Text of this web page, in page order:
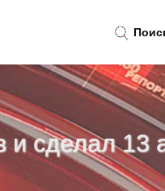
сделал 13